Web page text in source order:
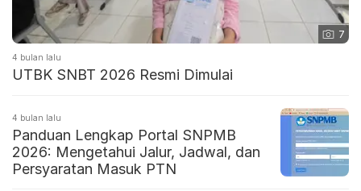
7
4 bulan lalu
UTBK SNBT 2026 Resmi Dimulai
4 bulan lalu
Panduan Lengkap Portal SNPMB
2026: Mengetahui Jalur, Jadwal, dan
Persyaratan Masuk PTN